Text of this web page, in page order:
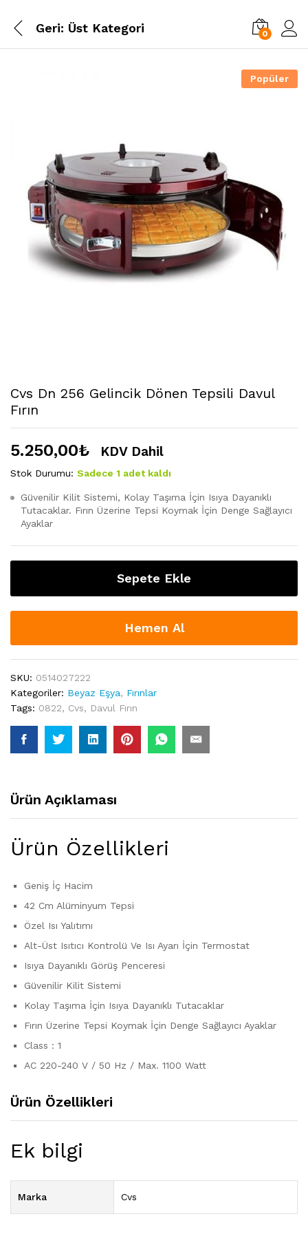
Geri: Üst Kategori 0
Popüler
Cvs Dn 256 Gelincik Dönen Tepsili Davul
Fırın
5.250,00₺ KDV Dahil
Stok Durumu: Sadece 1 adet kaldı
Güvenilir Kilit Sistemi, Kolay Taşıma İçin Isıya Dayanıklı
Tutacaklar. Fırın Üzerine Tepsi Koymak İçin Denge Sağlayıcı
Ayaklar
Sepete Ekle
Hemen Al
SKU: 0514027222
Kategoriler: Beyaz Eşya, Fırınlar
Tags: 0822, Cvs, Davul Fırın
Ürün Açıklaması
Ürün Özellikleri
Geniş İç Hacim
42 Cm Alüminyum Tepsi
Özel Isı Yalıtımı
Alt-Üst Isıtıcı Kontrolü Ve Isı Ayarı İçin Termostat
Isıya Dayanıklı Görüş Penceresi
Güvenilir Kilit Sistemi
Kolay Taşıma İçin Isıya Dayanıklı Tutacaklar
Fırın Üzerine Tepsi Koymak İçin Denge Sağlayıcı Ayaklar
Class : 1
AC 220-240 V / 50 Hz / Max. 1100 Watt
Ürün Özellikleri
Ek bilgi
Marka Cvs